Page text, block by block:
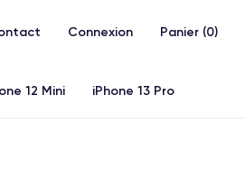
Connexion Panier (0)
12 Mini iPhone 13 Pro